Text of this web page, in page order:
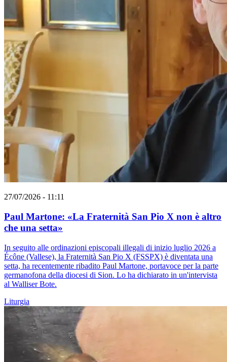
27/07/2026 - 11:11
Paul Martone: «La Fraternità San Pio X non è altro
che una setta»
In seguito alle ordinazioni episcopali illegali di inizio luglio 2026 a
Écône (Vallese), la Fraternità San Pio X (FSSPX) è diventata una
setta, ha recentemente ribadito Paul Martone, portavoce per la parte
germanofona della diocesi di Sion. Lo ha dichiarato in un'intervista
al Walliser Bote.
Liturgia